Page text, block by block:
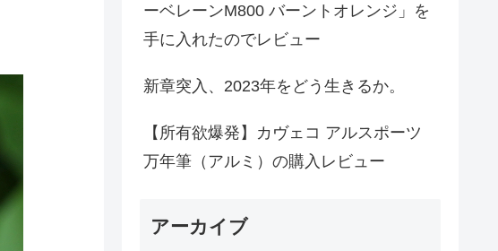
ーベレーンM800 バーントオレンジ」を
手に入れたのでレビュー
新章突入、2023年をどう生きるか。
【所有欲爆発】カヴェコ アルスポーツ
万年筆（アルミ）の購入レビュー
アーカイブ